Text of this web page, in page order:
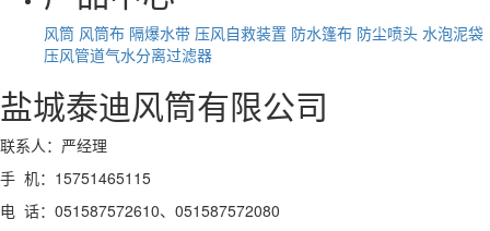
风筒 风筒布 隔爆水带 压风自救装置 防水篷布 防尘喷头 水泡泥袋
压风管道气水分离过滤器
盐城泰迪风筒有限公司
联系人：严经理
手 机：15751465115
电 话：051587572610、051587572080